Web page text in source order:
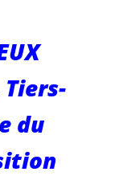
Tiers-
du